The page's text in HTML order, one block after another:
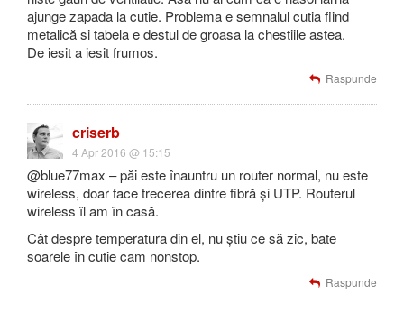
ajunge zapada la cutie. Problema e semnalul cutia fiind
metalică si tabela e destul de groasa la chestiile astea.
De iesit a iesit frumos.
Raspunde
criserb
4 Apr 2016 @ 15:15
@blue77max – păi este înauntru un router normal, nu este
wireless, doar face trecerea dintre fibră și UTP. Routerul
wireless îl am în casă.
Cât despre temperatura din el, nu știu ce să zic, bate
soarele în cutie cam nonstop.
Raspunde